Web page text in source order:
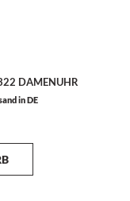
DAMENUHR
in DE